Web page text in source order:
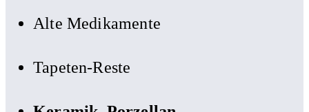
Alte Medikamente
Tapeten-Reste